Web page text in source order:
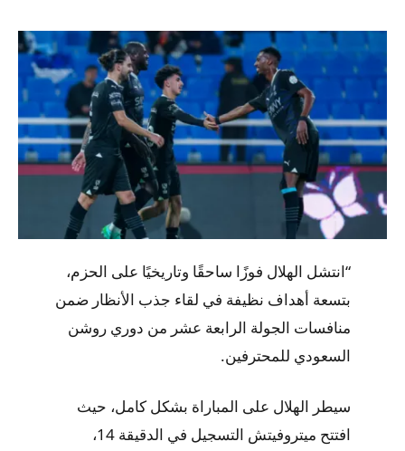
“انتشل الهلال فوزًا ساحقًا وتاريخيًا على الحزم،
بتسعة أهداف نظيفة في لقاء جذب الأنظار ضمن
منافسات الجولة الرابعة عشر من دوري روشن
السعودي للمحترفين.
سيطر الهلال على المباراة بشكل كامل، حيث
افتتح ميتروفيتش التسجيل في الدقيقة 14،